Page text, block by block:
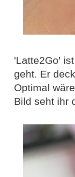
'Latte2Go'
geht. Er
Optimal
Bild seht ihr